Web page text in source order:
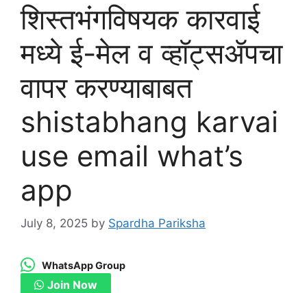
शिस्तभंगविषयक कारवाई
मध्ये ई-मेल व व्हॉट्सॲपचा
वापर करण्याबाबत
shistabhang karvai
use email what’s
app
July 8, 2025 by Spardha Pariksha
WhatsApp Group
Join Now